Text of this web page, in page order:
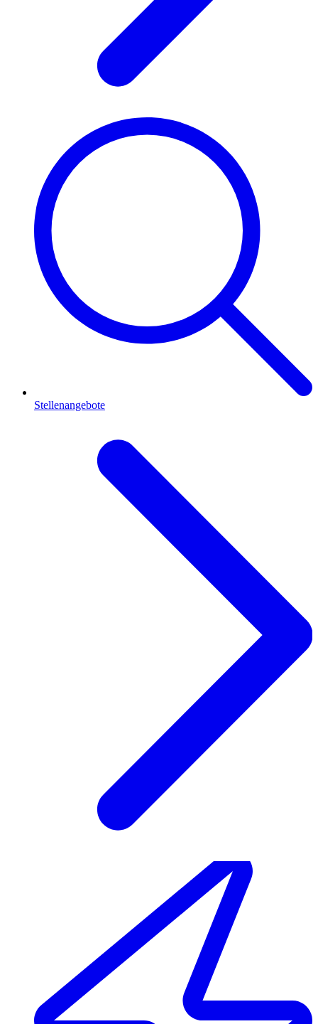
Stellenangebote